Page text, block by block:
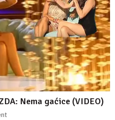
Nema gaćice (VIDEO)